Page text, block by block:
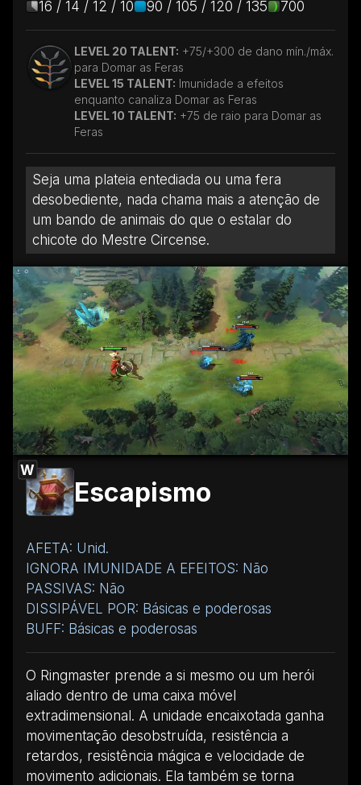
16 / 14 / 12 / 10
90 / 105 / 120 / 135 700
LEVEL 20 TALENT: +75/+300 de dano mín./máx.
para Domar as Feras
LEVEL 15 TALENT: Imunidade a efeitos
enquanto canaliza Domar as Feras
LEVEL 10 TALENT: +75 de raio para Domar as
Feras
Seja uma plateia entediada ou uma fera
desobediente, nada chama mais a atenção de
um bando de animais do que o estalar do
chicote do Mestre Circense.
W
Escapismo
AFETA: Unid.
IGNORA IMUNIDADE A EFEITOS: Não
PASSIVAS: Não
DISSIPÁVEL POR: Básicas e poderosas
BUFF: Básicas e poderosas
O Ringmaster prende a si mesmo ou um herói
aliado dentro de uma caixa móvel
extradimensional. A unidade encaixotada ganha
movimentação desobstruída, resistência a
retardos, resistência mágica e velocidade de
movimento adicionais. Ela também se torna